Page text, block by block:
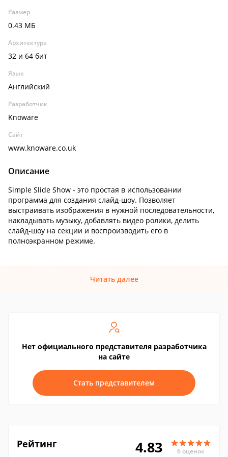
Размер
0.43 МБ
Архитектура
32 и 64 бит
Язык
Английский
Разработчик
Knoware
Сайт
www.knoware.co.uk
Описание
Simple Slide Show - это простая в использовании
программа для создания слайд-шоу. Позволяет
выстраивать изображения в нужной последовательности,
накладывать музыку, добавлять видео ролики, делить
слайд-шоу на секции и воспроизводить его в
полноэкранном режиме.
Читать далее
Нет официального представителя разработчика
на сайте
Стать представителем
Рейтинг 4.83 6 оценок